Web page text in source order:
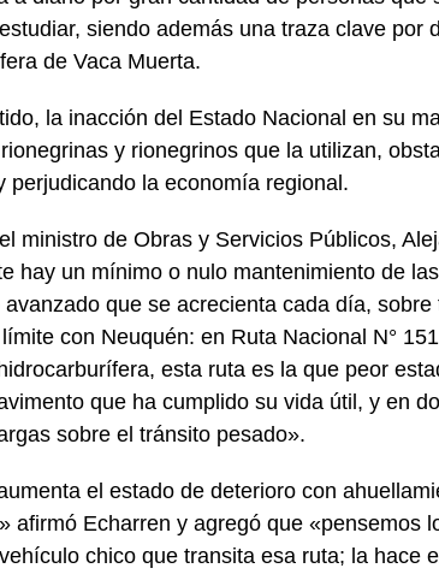
siendo además una traza clave por
de Vaca Muerta.
la inacción del Estado Nacional en su
y rionegrinos que la utilizan,
perjudicando la economía regional.
ministro de Obras y Servicios Públicos,
hay un mínimo o nulo mantenimiento de
que se acrecienta cada día,
con Neuquén: en Ruta Nacional N°
esta ruta es la que peor
que ha cumplido su vida útil, y en
sobre el tránsito pesado».
el estado de deterioro con
afirmó Echarren y agregó que «pensemos
chico que transita esa ruta; la hace